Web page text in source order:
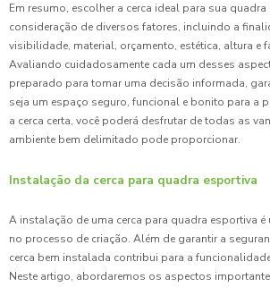
Em resumo, escolher a cerca ideal para sua
consideração de diversos fatores, incluindo a
visibilidade, material, orçamento, estética, altura e
Avaliando cuidadosamente cada um desses
preparado para tomar uma decisão informada,
seja um espaço seguro, funcional e bonito para a
a cerca certa, você poderá desfrutar de todas as
ambiente bem delimitado pode proporcionar.
Instalação da cerca para quadra esportiva
A instalação de uma cerca para quadra esportiva
no processo de criação. Além de garantir a
cerca bem instalada contribui para a
Neste artigo, abordaremos os aspectos